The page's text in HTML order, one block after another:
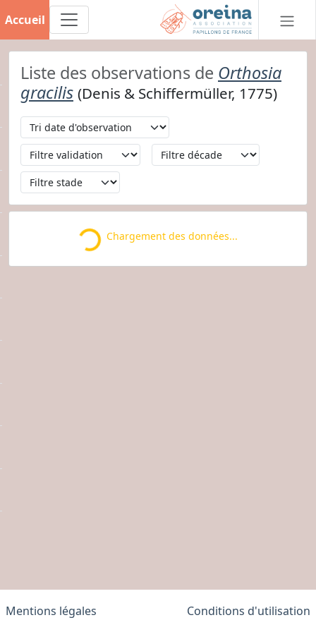
Accueil
Liste des observations de Orthosia
gracilis (Denis & Schiffermüller, 1775)
Loading... Chargement des données...
Mentions légales Conditions d'utilisation